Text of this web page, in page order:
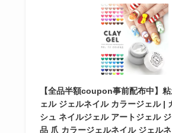
【全品半額coupon事前配布中】
ェル ジェルネイル カラージェル |
シュ ネイルジェル アートジェル
品 爪 カラージェルネイル ジェル